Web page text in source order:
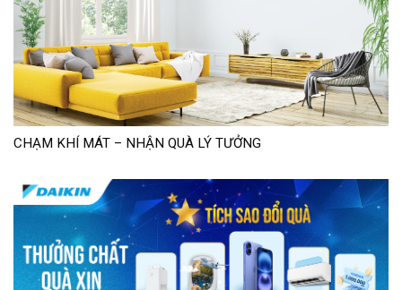
CHẠM KHÍ MÁT – NHẬN QUÀ LÝ TƯỞNG